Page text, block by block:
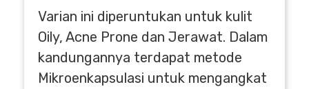
Varian ini diperuntukan untuk kulit
Oily, Acne Prone dan Jerawat. Dalam
kandungannya terdapat metode
Mikroenkapsulasi untuk mengangkat